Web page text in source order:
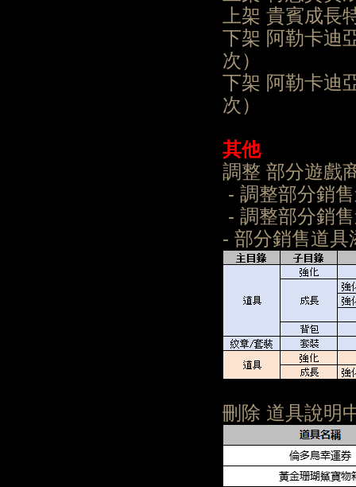
上架 貴賓成
下架 阿勒卡迪
次）
下架 阿勒卡迪
次）
其他
調整 部分遊戲
- 調整部分銷
- 調整部分銷
- 部分銷售道具
刪除 道具說明